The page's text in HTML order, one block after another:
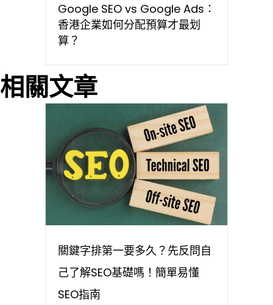
Google SEO vs Google Ads：
香港企業如何分配預算才最划
算？
相關文章
關鍵字排第一要多久？先反問自
己了解SEO基礎嗎！簡單易懂
SEO指南